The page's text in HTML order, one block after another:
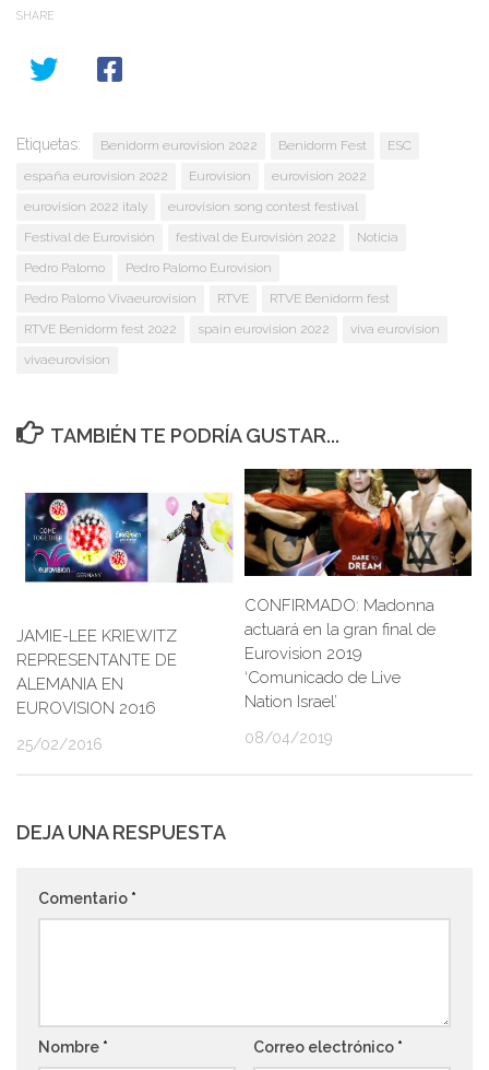
SHARE
Etiquetas: Benidorm eurovision 2022 Benidorm Fest
ESC
españa eurovision 2022
Eurovision
eurovision 2022
eurovision 2022 italy
eurovision song contest festival
Festival de Eurovisión
festival de Eurovisión 2022
Noticia
Pedro Palomo
Pedro Palomo Eurovision
Pedro Palomo Vivaeurovision
RTVE
RTVE Benidorm fest
RTVE Benidorm fest 2022
spain eurovision 2022
viva eurovision
vivaeurovision
TAMBIÉN TE PODRÍA GUSTAR...
JAMIE-LEE KRIEWITZ
REPRESENTANTE DE
ALEMANIA EN
EUROVISION 2016
25/02/2016
CONFIRMADO: Madonna
actuará en la gran final de
Eurovision 2019
‘Comunicado de Live
Nation Israel’
08/04/2019
DEJA UNA RESPUESTA
Comentario *
Nombre * Correo electrónico *